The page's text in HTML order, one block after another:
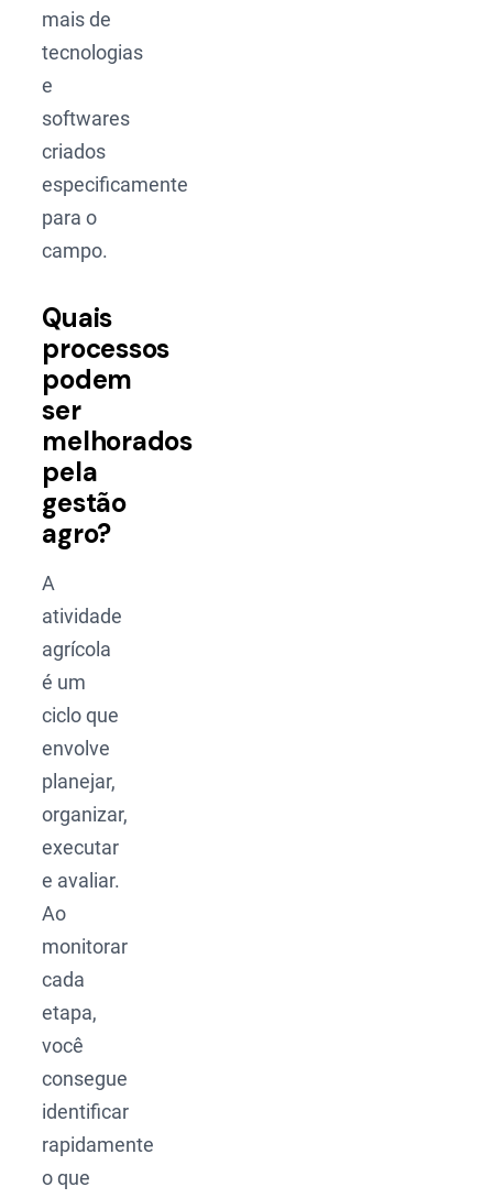
mais de
tecnologias
e
softwares
criados
especificamente
para o
campo.
Quais
processos
podem
ser
melhorados
pela
gestão
agro?
A
atividade
agrícola
é um
ciclo que
envolve
planejar,
organizar,
executar
e avaliar.
Ao
monitorar
cada
etapa,
você
consegue
identificar
rapidamente
o que